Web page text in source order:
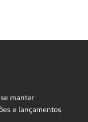
manter
e lançamentos